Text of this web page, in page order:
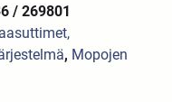
/ 269801
, Mopojen